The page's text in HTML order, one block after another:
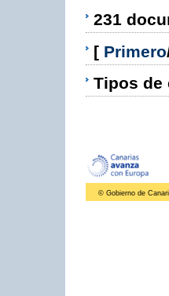
231
[ Primero
Tipos de
© Gobierno de